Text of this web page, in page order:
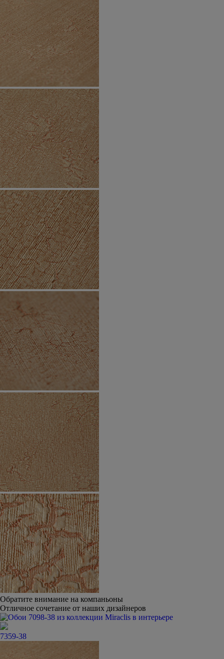
Обратите внимание на компаньоны
Отличное сочетание от наших дизайнеров
7359-38